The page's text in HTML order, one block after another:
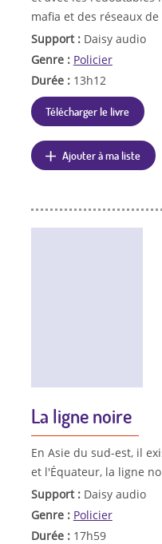
mafia et des réseaux
Support : Daisy audio
Genre : Policier
Durée : 13h12
Télécharger le livre
Ajouter à ma liste
La ligne noire
En Asie du sud-est, il
et l'Équateur, la ligne
Support : Daisy audio
Genre : Policier
Durée : 17h59